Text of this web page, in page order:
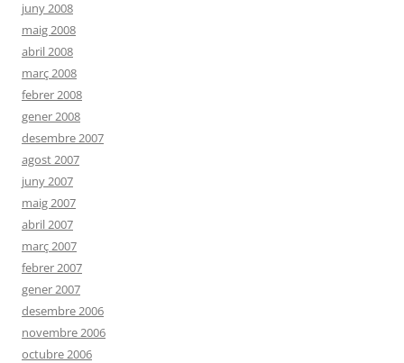
juny 2008
maig 2008
abril 2008
març 2008
febrer 2008
gener 2008
desembre 2007
agost 2007
juny 2007
maig 2007
abril 2007
març 2007
febrer 2007
gener 2007
desembre 2006
novembre 2006
octubre 2006